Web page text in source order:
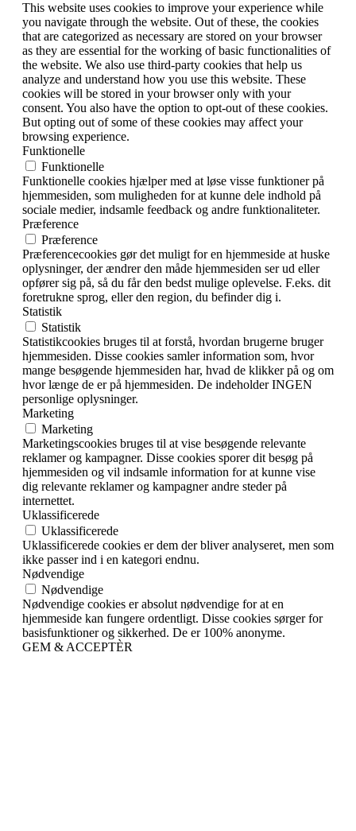
This website uses cookies to improve your experience while
you navigate through the website. Out of these, the cookies
that are categorized as necessary are stored on your browser
as they are essential for the working of basic functionalities of
the website. We also use third-party cookies that help us
analyze and understand how you use this website. These
cookies will be stored in your browser only with your
consent. You also have the option to opt-out of these cookies.
But opting out of some of these cookies may affect your
browsing experience.
Funktionelle
Funktionelle
Funktionelle cookies hjælper med at løse visse funktioner på
hjemmesiden, som muligheden for at kunne dele indhold på
sociale medier, indsamle feedback og andre funktionaliteter.
Præference
Præference
Præferencecookies gør det muligt for en hjemmeside at huske
oplysninger, der ændrer den måde hjemmesiden ser ud eller
opfører sig på, så du får den bedst mulige oplevelse. F.eks. dit
foretrukne sprog, eller den region, du befinder dig i.
Statistik
Statistik
Statistikcookies bruges til at forstå, hvordan brugerne bruger
hjemmesiden. Disse cookies samler information som, hvor
mange besøgende hjemmesiden har, hvad de klikker på og om
hvor længe de er på hjemmesiden. De indeholder INGEN
personlige oplysninger.
Marketing
Marketing
Marketingscookies bruges til at vise besøgende relevante
reklamer og kampagner. Disse cookies sporer dit besøg på
hjemmesiden og vil indsamle information for at kunne vise
dig relevante reklamer og kampagner andre steder på
internettet.
Uklassificerede
Uklassificerede
Uklassificerede cookies er dem der bliver analyseret, men som
ikke passer ind i en kategori endnu.
Nødvendige
Nødvendige
Nødvendige cookies er absolut nødvendige for at en
hjemmeside kan fungere ordentligt. Disse cookies sørger for
basisfunktioner og sikkerhed. De er 100% anonyme.
GEM & ACCEPTÈR